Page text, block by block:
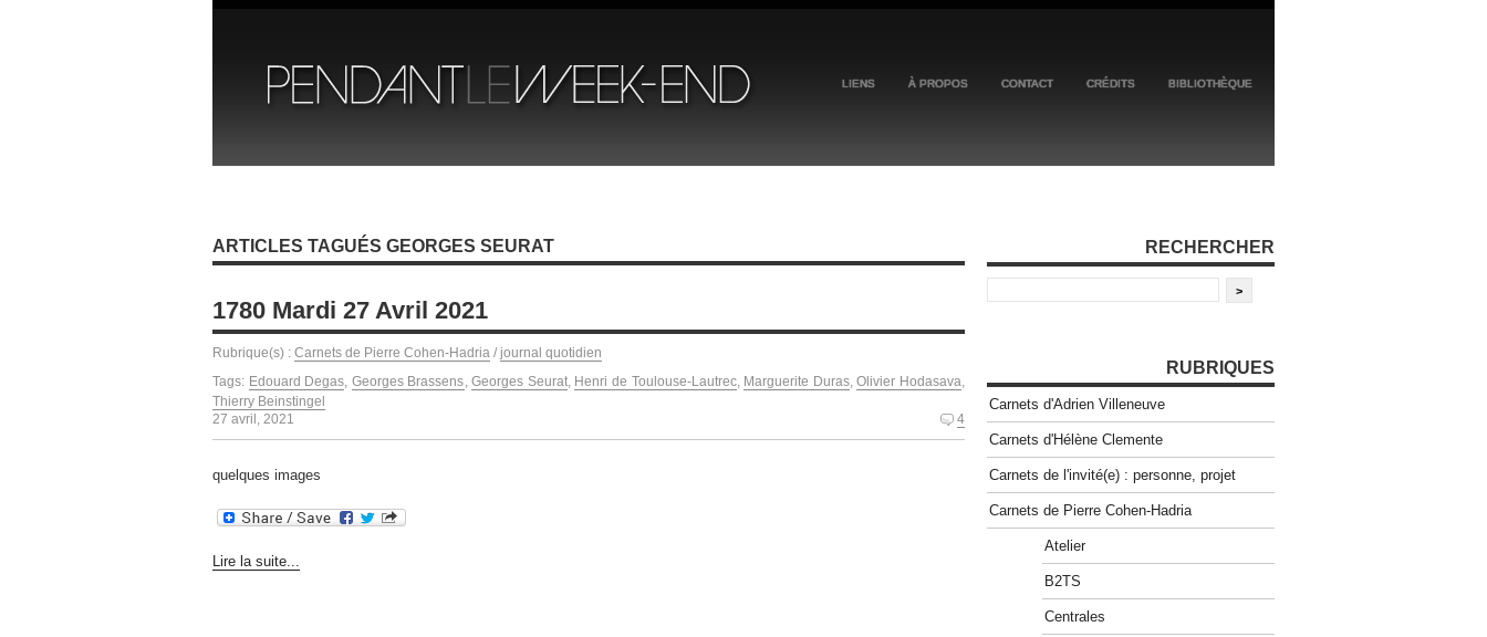
LIENS À PROPOS CONTACT CRÉDITS BIBLIOTHÈQUE
ARTICLES TAGUÉS GEORGES SEURAT
1780 Mardi 27 Avril 2021
Rubrique(s) : Carnets de Pierre Cohen-Hadria / journal quotidien
Tags: Edouard Degas, Georges Brassens,Georges Seurat, Henri de Toulouse-Lautrec, Marguerite Duras,Olivier Hodasava,
Thierry Beinstingel
27 avril, 2021
4
quelques images
Lire la suite...
RECHERCHER
RUBRIQUES
Carnets d'Adrien Villeneuve
Carnets d'Hélène Clemente
Carnets de l'invité(e) : personne, projet
Carnets de Pierre Cohen-Hadria
Atelier
B2TS
Centrales